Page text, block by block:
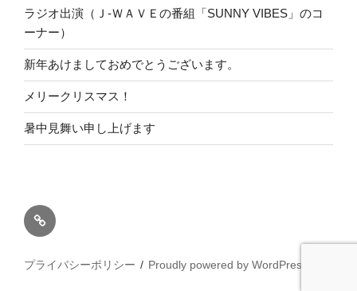
ラジオ出演（Ｊ-ＷＡＶＥの番組「SUNNY VIBES」のコ
ーナー）
新年あけましておめでとうございます。
メリークリスマス！
暑中見舞い申し上げます
ホ
ー
プライバシーポリシー Proudly powered by WordPress